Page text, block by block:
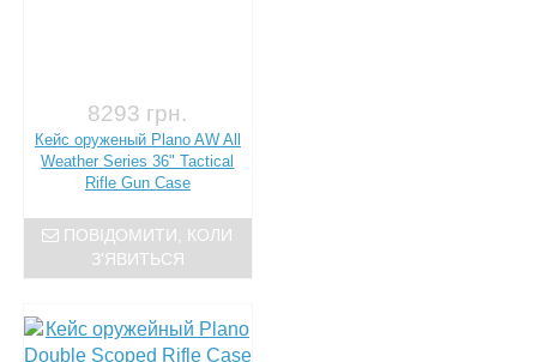
8293 грн.
Кейс оруженый Plano AW All
Weather Series 36" Tactical
Rifle Gun Case
ПОВІДОМИТИ, КОЛИ
З'ЯВИТЬСЯ